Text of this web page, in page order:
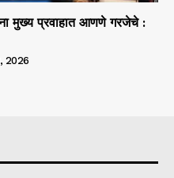
मुख्य प्रवाहात आणणे गरजेचे :
2026